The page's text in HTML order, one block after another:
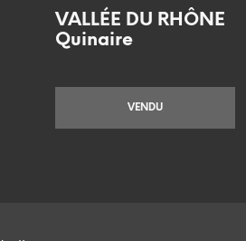
VALLÉE DU RHÔNE
Quinaire
VENDU